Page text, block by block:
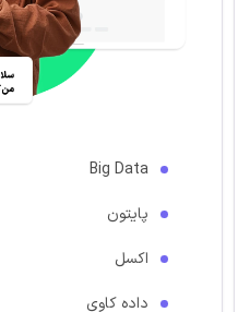
توسعه اجایل (چابک)
Amazon Web Services
Apache
مهندسی شیمی